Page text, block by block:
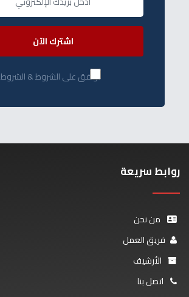
اشترك الآن
أوافق على الشروط & الشروط
روابط سريعة
من نحن
فريق العمل
الأرشيف
اتصل بنا